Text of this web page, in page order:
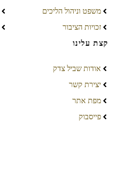
משפט וניהול הליכים
זכויות הציבור
קצת עלינו
אודות שביל צדק
יצירת קשר
מפת אתר
פייסבוק